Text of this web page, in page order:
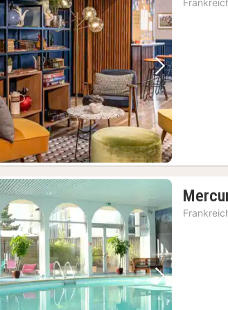
Vorheriges Bild Nächstes
Vorheriges Bild Nächstes